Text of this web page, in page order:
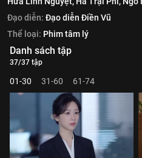
Đạo diễn: Đạo diễn Điền Vũ
Thể loại: Phim tâm lý
Danh sách tập
37/37 tập
01-30 31-60 61-74